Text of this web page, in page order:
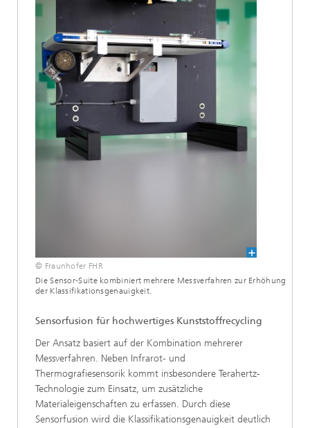
© Fraunhofer FHR
Die Sensor-Suite kombiniert mehrere Messverfahren zur Erhöhung
der Klassifikationsgenauigkeit.
Sensorfusion für hochwertiges Kunststoffrecycling
Der Ansatz basiert auf der Kombination mehrerer
Messverfahren. Neben Infrarot- und
Thermografiesensorik kommt insbesondere Terahertz-
Technologie zum Einsatz, um zusätzliche
Materialeigenschaften zu erfassen. Durch diese
Sensorfusion wird die Klassifikationsgenauigkeit deutlich